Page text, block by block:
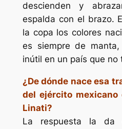
descienden y
espalda con el brazo.
la copa los colores
es siempre de
inútil en un país que no
¿De dónde nace esa
del ejército mexicano
Linati?
La respuesta la da